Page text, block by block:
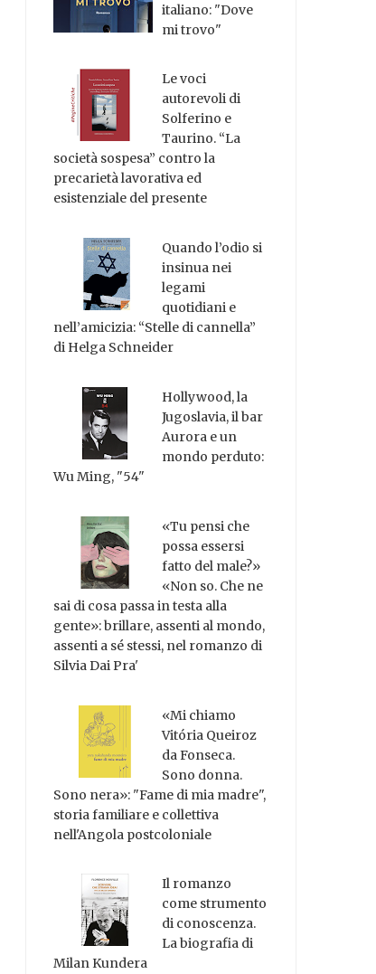
italiano: "Dove
mi trovo"
Le voci
autorevoli di
Solferino e
Taurino. “La
società sospesa” contro la
precarietà lavorativa ed
esistenziale del presente
Quando l’odio si
insinua nei
legami
quotidiani e
nell’amicizia: “Stelle di cannella”
di Helga Schneider
Hollywood, la
Jugoslavia, il bar
Aurora e un
mondo perduto:
Wu Ming, "54"
«Tu pensi che
possa essersi
fatto del male?»
«Non so. Che ne
sai di cosa passa in testa alla
gente»: brillare, assenti al mondo,
assenti a sé stessi, nel romanzo di
Silvia Dai Pra'
«Mi chiamo
Vitória Queiroz
da Fonseca.
Sono donna.
Sono nera»: "Fame di mia madre",
storia familiare e collettiva
nell'Angola postcoloniale
Il romanzo
come strumento
di conoscenza.
La biografia di
Milan Kundera